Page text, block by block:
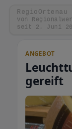
RegioOrtenau
von
seit 2. Juni
ANGEBOT
gereift